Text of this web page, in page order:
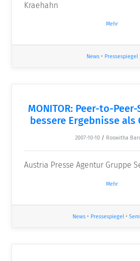
Kraehahn
Mehr
News• Pressespiegel
MONITOR: Peer-to-
bessere Ergebnisse als
2007-10-10 / Roswitha
Austria Presse Agentur Gruppe
Mehr
News• Pressespiegel•